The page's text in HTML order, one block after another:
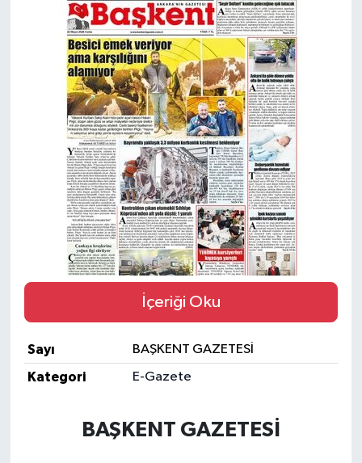
İçeriği Oku
Sayı
BAŞKENT GAZETESİ
Kategori
E-Gazete
BAŞKENT GAZETESİ
Güvenlik
Kültür-Sanat
Magazin
Özel Haber
Resmi İlan
Sağlık
Siyaset
Teknoloji